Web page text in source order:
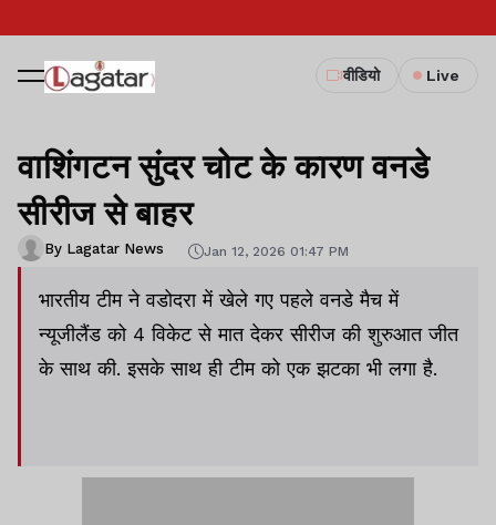
वीडियो Live
वाशिंगटन सुंदर चोट के कारण वनडे
सीरीज से बाहर
By Lagatar News Jan 12, 2026 01:47 PM
भारतीय टीम ने वडोदरा में खेले गए पहले वनडे मैच में
न्यूजीलैंड को 4 विकेट से मात देकर सीरीज की शुरुआत जीत
के साथ की. इसके साथ ही टीम को एक झटका भी लगा है.